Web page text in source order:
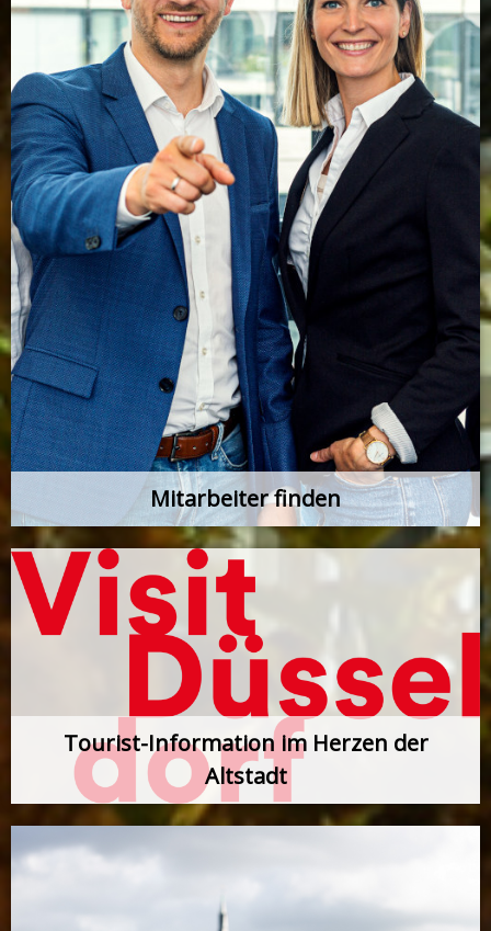
Mitarbeiter finden
Tourist-Information im Herzen der
Altstadt